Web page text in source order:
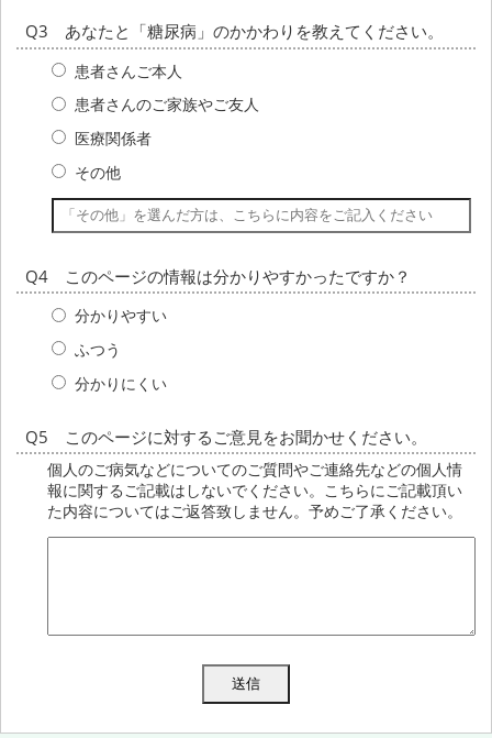
Q3 あなたと「糖尿病」のかかわりを教えてください。
患者さんご本人
患者さんのご家族やご友人
医療関係者
その他
Q4 このページの情報は分かりやすかったですか？
分かりやすい
ふつう
分かりにくい
Q5 このページに対するご意見をお聞かせください。
個人のご病気などについてのご質問やご連絡先などの個人情
報に関するご記載はしないでください。こちらにご記載頂い
た内容についてはご返答致しません。予めご了承ください。